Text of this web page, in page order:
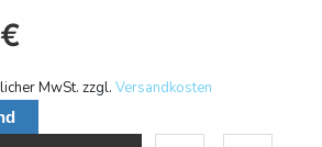
€
MwSt. zzgl.Versandkosten